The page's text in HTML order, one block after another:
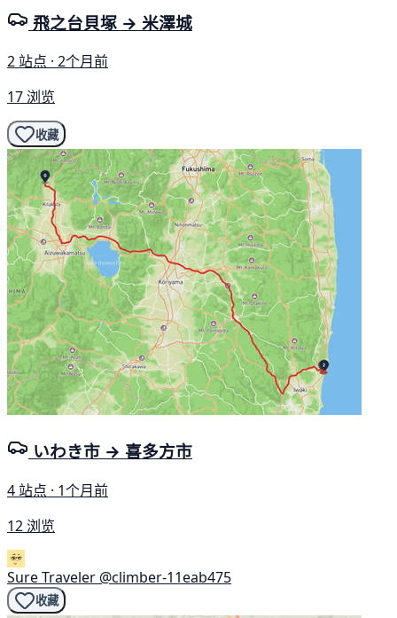
飛之台貝塚 → 米澤城
2 站点 · 2个月前
17 浏览
收藏
いわき市 → 喜多方市
4 站点 · 1个月前
12 浏览
Sure Traveler @climber-11eab475
收藏